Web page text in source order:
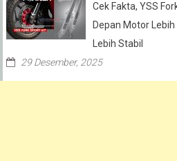
Cek Fakta, YSS
Depan Motor
Lebih Stabil
29 Desember, 2025